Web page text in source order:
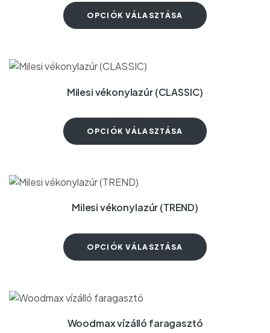
OPCIÓK VÁLASZTÁSA
Milesi vékonylazúr (CLASSIC)
OPCIÓK VÁLASZTÁSA
Milesi vékonylazúr (TREND)
OPCIÓK VÁLASZTÁSA
Woodmax vízálló faragasztó